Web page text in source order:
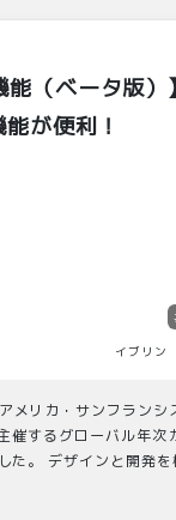
能（ベータ版
が便利！
イブリ
メリカ・サンフラン
するグローバル年次
た。 デザインと開発